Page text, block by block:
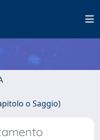
o Saggio)